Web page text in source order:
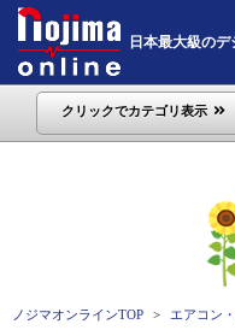
日本最大級のデ
クリックでカテゴリ表示
ノジマオンラインTOP エアコン